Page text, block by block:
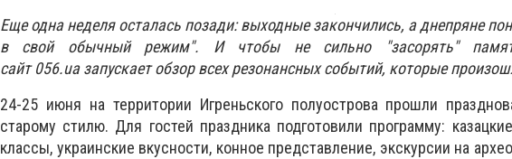
Еще одна неделя осталась позади: выходные закончились, а днепряне
в свой обычный режим". И чтобы не сильно "засорять"
сайт 056.ua запускает обзор всех резонансных событий, которые
24-25 июня на территории Игреньского полуострова прошли
старому стилю. Для гостей праздника подготовили программу:
классы, украинские вкусности, конное представление, экскурсии на